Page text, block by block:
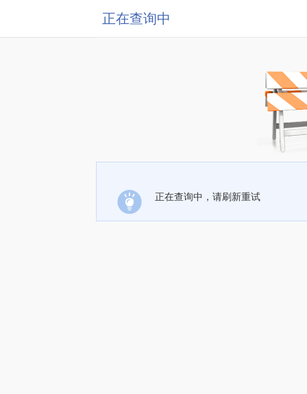
正在查询中
正在查询中，请刷新重试